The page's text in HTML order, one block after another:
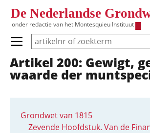
De Nederlandse
onder redactie van het Montesquieu Instituut
Primair menu tonen/verbergen
Hoofdnavigatie
Artikel 200: Gewigt,
waarde der
Grondwet van 1815
Zevende Hoofdstuk. Van de